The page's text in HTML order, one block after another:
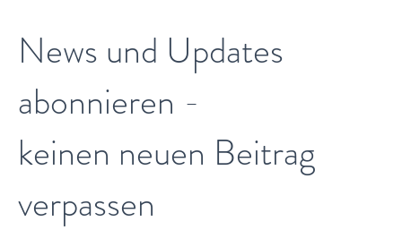
News und Updates
abonnieren -
keinen neuen Beitrag
verpassen